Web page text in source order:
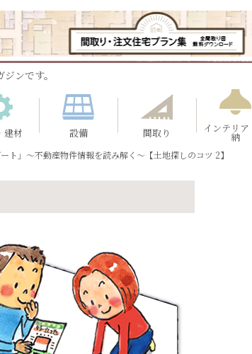
ンです。
建材 設備 間取り インテリア
納
ト」～不動産物件情報を読み解く～【土地探しのコツ 2】